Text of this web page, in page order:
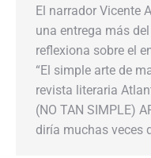
El narrador Vicente
una entrega más
reflexiona sobre el
“El simple arte de
revista literaria
(NO TAN SIMPLE)
diría muchas veces